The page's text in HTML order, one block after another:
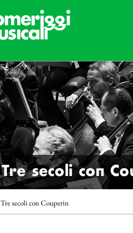
Tre secoli con
Tre secoli con Couperin